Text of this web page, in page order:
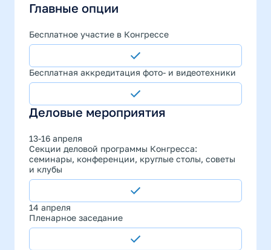
Главные опции
Бесплатное участие в Конгрессе
Бесплатная аккредитация фото- и видеотехники
Деловые мероприятия
13-16 апреля
Секции деловой программы Конгресса:
семинары, конференции, круглые столы, советы
и клубы
14 апреля
Пленарное заседание